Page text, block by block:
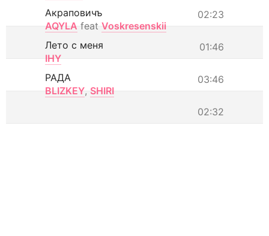
02:23
Акраповичъ
AQYLA feat Voskresenskii
01:46
Лето с меня
IHY
03:46
РАДА
BLIZKEY, SHIRI
02:32